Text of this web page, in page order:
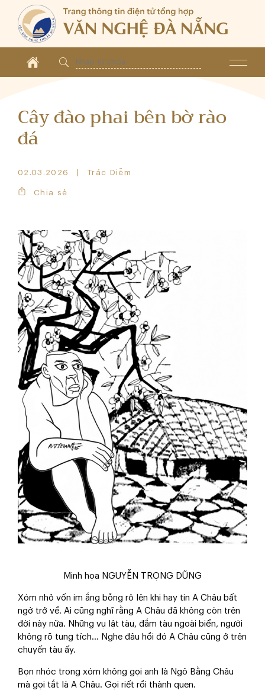
Cây đào phai bên bờ rào
đá
02.03.2026 Trác Diễm
Chia sẻ
Minh họa NGUYỄN TRỌNG DŨNG
Xóm nhỏ vốn im ắng bỗng rộ lên khi hay tin A Châu bất
ngờ trở về. Ai cũng nghĩ rằng A Châu đã không còn trên
đời này nữa. Những vụ lật tàu, đắm tàu ngoài biển, người
không rõ tung tích… Nghe đâu hồi đó A Châu cũng ở trên
chuyến tàu ấy.
Bọn nhóc trong xóm không gọi anh là Ngô Bằng Châu
mà gọi tắt là A Châu. Gọi riết rồi thành quen.